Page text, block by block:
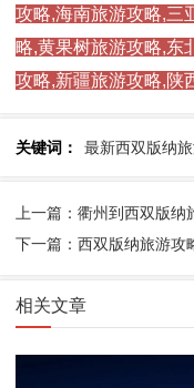
攻略,海南旅游攻略,三
略,黄果树旅游攻略,东
攻略,新疆旅游攻略,陕
关键词： 最新西双版纳
上一篇：衢州到西双版纳
下一篇：西双版纳旅游攻
相关文章